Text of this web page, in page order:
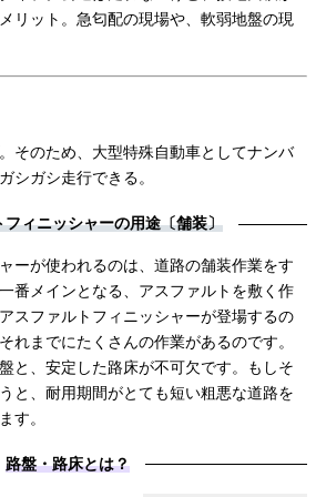
リット。急匂配の現場や、軟弱地盤の現
そのため、大型特殊自動車としてナンバ
シガシ走行できる。
フィニッシャーの用途〔舗装〕
ーが使われるのは、道路の舗装作業をす
番メインとなる、アスファルトを敷く作
スファルトフィニッシャーが登場するの
れまでにたくさんの作業があるのです。
と、安定した路床が不可欠です。もしそ
と、耐用期間がとても短い粗悪な道路を
す。
路盤・路床とは？